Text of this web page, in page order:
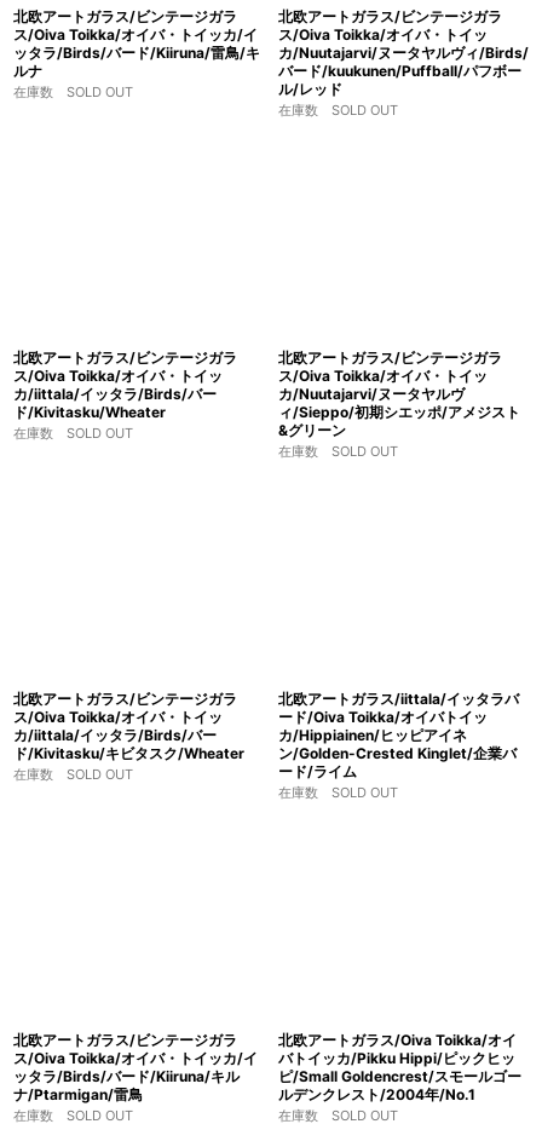
北欧アートガラス/ビンテージガラ
ス/Oiva Toikka/オイバ・トイッカ/イ
ッタラ/Birds/バード/Kiiruna/雷鳥/キ
ルナ
在庫数 SOLD OUT
北欧アートガラス/ビンテージガラ
ス/Oiva Toikka/オイバ・トイッ
カ/Nuutajarvi/ヌータヤルヴィ/Birds/
バード/kuukunen/Puffball/パフボー
ル/レッド
在庫数 SOLD OUT
北欧アートガラス/ビンテージガラ
ス/Oiva Toikka/オイバ・トイッ
カ/iittala/イッタラ/Birds/バー
ド/Kivitasku/Wheater
在庫数 SOLD OUT
北欧アートガラス/ビンテージガラ
ス/Oiva Toikka/オイバ・トイッ
カ/Nuutajarvi/ヌータヤルヴ
ィ/Sieppo/初期シエッポ/アメジスト
&グリーン
在庫数 SOLD OUT
北欧アートガラス/ビンテージガラ
ス/Oiva Toikka/オイバ・トイッ
カ/iittala/イッタラ/Birds/バー
ド/Kivitasku/キビタスク/Wheater
在庫数 SOLD OUT
北欧アートガラス/iittala/イッタラバ
ード/Oiva Toikka/オイバトイッ
カ/Hippiainen/ヒッピアイネ
ン/Golden-Crested Kinglet/企業バ
ード/ライム
在庫数 SOLD OUT
北欧アートガラス/ビンテージガラ
ス/Oiva Toikka/オイバ・トイッカ/イ
ッタラ/Birds/バード/Kiiruna/キル
ナ/Ptarmigan/雷鳥
在庫数 SOLD OUT
北欧アートガラス/Oiva Toikka/オイ
バトイッカ/Pikku Hippi/ピックヒッ
ピ/Small Goldencrest/スモールゴー
ルデンクレスト/2004年/No.1
在庫数 SOLD OUT